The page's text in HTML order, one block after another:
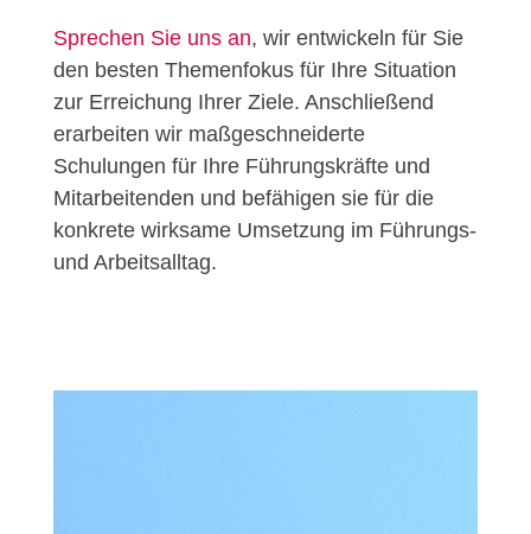
Sprechen Sie uns an, wir entwickeln für Sie
den besten Themenfokus für Ihre Situation
zur Erreichung Ihrer Ziele. Anschließend
erarbeiten wir maßgeschneiderte
Schulungen für Ihre Führungskräfte und
Mitarbeitenden und befähigen sie für die
konkrete wirksame Umsetzung im Führungs-
und Arbeitsalltag.